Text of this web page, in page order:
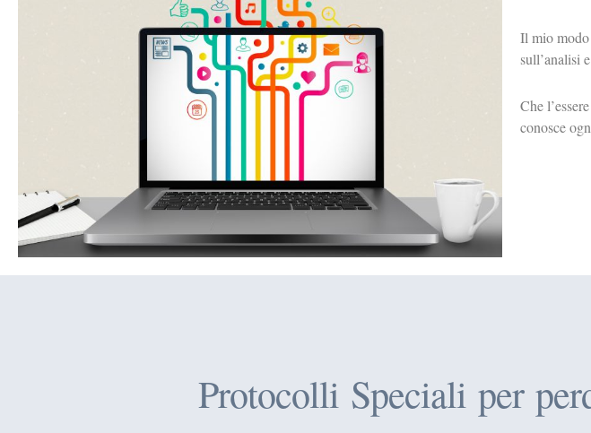
Il mio
sull’analisi
Che
conosce
Protocolli Speciali per